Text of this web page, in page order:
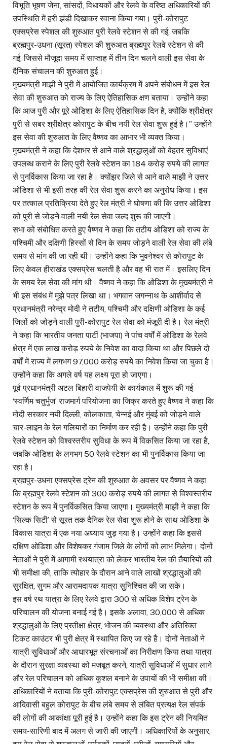
विभूति भूषण जेना, सांसदों, विधायकों और रेलवे के वरिष्ठ अधिकारियों की
उपस्थिति में हरी झंडी दिखाकर रवाना किया गया। पुरी-कोरापुट
एक्सप्रेस स्पेशल की शुरुआत पुरी रेलवे स्टेशन से की गई, जबकि
ब्रह्मपुर-उधना (सूरत) स्पेशल की शुरुआत ब्रह्मपुर रेलवे स्टेशन से की
गई, जिससे मौजूदा समय में साप्ताह में तीन दिन चलने वाली इस सेवा के
दैनिक संचालन की शुरुआत हुई।
मुख्यमंत्री माझी ने पुरी में आयोजित कार्यक्रम में अपने संबोधन में इस रेल
सेवा की शुरुआत को राज्य के लिए ऐतिहासिक क्षण बताया। उन्होंने कहा
कि आज पुरी और पूरे ओडिशा के लिए ऐतिहासिक दिन है, क्योंकि श्रीक्षेत्र
पुरी से सबर श्रीक्षेत्र कोरापुट के बीच नयी रेल सेवा शुरू हुई है।’’ उन्होंने
इस सेवा की शुरुआत के लिए वैष्णव का आभार भी व्यक्त किया।
मुख्यमंत्री ने कहा कि देशभर से आने वाले श्रद्धालुओं को बेहतर सुविधाएं
उपलब्ध कराने के लिए पुरी रेलवे स्टेशन का 184 करोड़ रुपये की लागत
से पुनर्विकास किया जा रहा है। क्योंझर जिले से आने वाले माझी ने उत्तर
ओडिशा से भी इसी तरह की रेल सेवा शुरू करने का अनुरोध किया। इस
पर तत्काल प्रतिक्रिया देते हुए रेल मंत्री ने घोषणा की कि उत्तर ओडिशा
को पुरी से जोड़ने वाली नयी रेल सेवा जल्द शुरू की जाएगी।
सभा को संबोधित करते हुए वैष्णव ने कहा कि तटीय ओडिशा को राज्य के
पश्चिमी और दक्षिणी हिस्सों से दिन के समय जोड़ने वाली रेल सेवा की लंबे
समय से मांग की जा रही थी। उन्होंने कहा कि भुवनेश्वर से कोरापुट के
लिए केवल हीराखंड एक्सप्रेस चलती है और वह भी रात में। इसलिए दिन
के समय रेल सेवा की मांग थी। वैष्णव ने कहा कि ओडिशा के मुख्यमंत्री ने
भी इस संबंध में मुझे पत्र लिखा था। भगवान जगन्नाथ के आशीर्वाद से
प्रधानमंत्री नरेन्द्र मोदी ने तटीय, पश्चिमी और दक्षिणी ओडिशा के कई
जिलों को जोड़ने वाली पुरी-कोरापुट रेल सेवा को मंजूरी दी है। रेल मंत्री
ने कहा कि भारतीय जनता पार्टी (भाजपा) ने पांच वर्षों में ओडिशा के रेलवे
क्षेत्र में एक लाख करोड़ रुपये के निवेश का वादा किया था और पिछले दो
वर्षों में राज्य में लगभग 97,000 करोड़ रुपये का निवेश किया जा चुका है।
उन्होंने कहा कि अगले वर्ष यह लक्ष्य पूरा हो जाएगा।
पूर्व प्रधानमंत्री अटल बिहारी वाजपेयी के कार्यकाल में शुरू की गई
‘स्वर्णिम चतुर्भुज’ राजमार्ग परियोजना का जिक्र करते हुए वैष्णव ने कहा कि
मोदी सरकार नयी दिल्ली, कोलकाता, चेन्नई और मुंबई को जोड़ने वाले
चार-लाइन के रेल गलियारों का निर्माण कर रही है। उन्होंने कहा कि पुरी
रेलवे स्टेशन को विश्वस्तरीय सुविधा के रूप में विकसित किया जा रहा है,
जबकि ओडिशा के लगभग 50 रेलवे स्टेशन का भी पुनर्विकास किया जा
रहा है।
ब्रह्मपुर-उधना एक्सप्रेस ट्रेन की शुरुआत के अवसर पर वैष्णव ने कहा
कि ब्रह्मपुर रेलवे स्टेशन को 300 करोड़ रुपये की लागत से विश्वस्तरीय
स्टेशन के रूप में पुनर्विकसित किया जाएगा। मुख्यमंत्री माझी ने कहा कि
‘सिल्क सिटी’ से सूरत तक दैनिक रेल सेवा शुरू होने के साथ ओडिशा के
विकास यात्रा में एक नया अध्याय जुड़ गया है। उन्होंने कहा कि इससे
दक्षिण ओडिशा और विशेषकर गंजाम जिले के लोगों को लाभ मिलेगा। दोनों
नेताओं ने पुरी में आगामी रथयात्रा को लेकर भारतीय रेल की तैयारियों की
भी समीक्षा की, ताकि त्योहार के दौरान आने वाले लाखों श्रद्धालुओं की
सुरक्षित, सुगम और आरामदायक यात्रा सुनिश्चित की जा सके।
इस वर्ष रथ यात्रा के लिए रेलवे द्वारा 300 से अधिक विशेष ट्रेन के
परिचालन की योजना बनाई गई है। इसके अलावा, 30,000 से अधिक
श्रद्धालुओं के लिए प्रतीक्षा क्षेत्र, भोजन की व्यवस्था और अतिरिक्त
टिकट काउंटर भी पुरी क्षेत्र में स्थापित किए जा रहे हैं। दोनों नेताओं ने
यात्री सुविधाओं और आधारभूत संरचनाओं का निरीक्षण किया तथा यात्रा
के दौरान सुरक्षा व्यवस्था को मजबूत करने, यात्री सुविधाओं में सुधार लाने
और रेल परिचालन को अधिक कुशल बनाने के उपायों की भी समीक्षा की।
अधिकारियों ने बताया कि पुरी-कोरापुट एक्सप्रेस की शुरुआत से पुरी और
आदिवासी बहुल कोरापुट के बीच लंबे समय से लंबित प्रत्यक्ष रेल संपर्क
की लोगों की आकांक्षा पूरी हुई है। उन्होंने कहा कि इस ट्रेन की नियमित
समय-सारिणी बाद में अलग से जारी की जाएगी। अधिकारियों के अनुसार,